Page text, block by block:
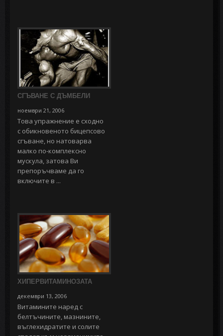
СГЪВАНЕ С ДЪМБЕЛИ
ноември 21, 2006
Това упражнение е сходно
с обикновеното бицепсово
сгъване, но натоварва
малко по-комплексно
мускула, затова Ви
препоръчваме да го
включите в ...
ХИПЕРВИТАМИНОЗАТА
декември 13, 2006
Витамините наред с
белтъчините, мазнините,
въглехидратите и солите